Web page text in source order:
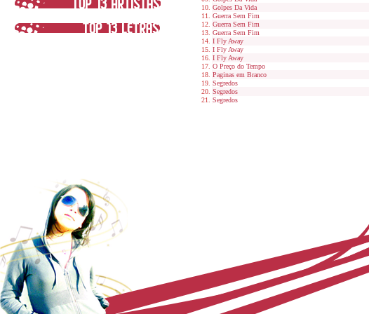
Golpes Da Vida
Guerra Sem Fim
Guerra Sem Fim
Guerra Sem Fim
I Fly Away
I Fly Away
I Fly Away
O Preço do Tempo
Paginas em Branco
Segredos
Segredos
Segredos